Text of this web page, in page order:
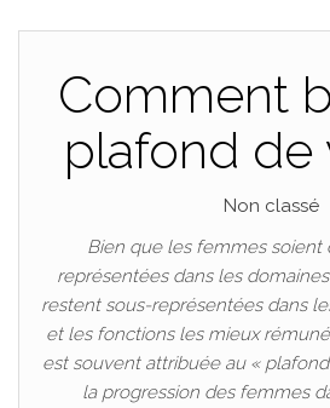
Comment
plafond de
Non classé
Bien que les femmes soient
représentées dans les
restent sous-représentées dans
et les fonctions les mieux
est souvent attribuée au «
la progression des femmes